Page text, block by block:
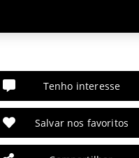
Tenho interesse
Salvar nos favoritos